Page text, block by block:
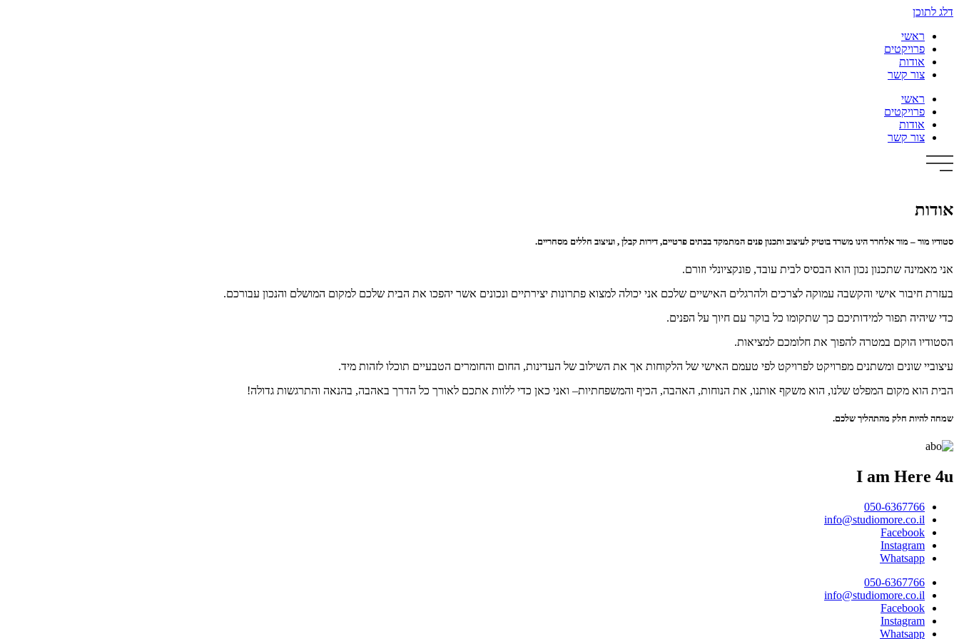
שִׂים
לֵב:
מֻפְעֶלֶת
מַעֲרֶכֶת
בִּקְלִיק
הַמְּסַיַּעַת
לִנְגִישׁוּת
הָאֲתָר.
Control-
F11
לְעִוְורִים
בְּתוֹכְנַת
Control-
F10
לִפְתִיחַת
תַּפְרִיט
דלג לתוכן
ראשי
פרויקטים
אודות
צור קשר
ראשי
פרויקטים
אודות
צור קשר
אודות
סטודיו מור – מור אלחרר הינו משרד בוטיק לעיצוב ותכנון פנים המתמקד בבתים פרטיים, דירות קבלן , ועיצוב חללים מסחריים.
אני מאמינה שתכנון נכון הוא הבסיס לבית עובד, פונקציונלי וזורם.
בעזרת חיבור אישי והקשבה עמוקה לצרכים ולהרגלים האישיים שלכם אני יכולה למצוא פתרונות יצירתיים ונכונים אשר יהפכו את הבית שלכם למקום המושלם והנכון עבורכם.
כדי שיהיה תפור למידותיכם כך שתקומו כל בוקר עם חיוך על הפנים.
הסטודיו הוקם במטרה להפוך את חלומכם למציאות.
עיצוביי שונים ומשתנים מפרויקט לפרויקט לפי טעמם האישי של הלקוחות אך את השילוב של העדינות, החום והחומרים הטבעיים תוכלו לזהות מיד.
הבית הוא מקום המפלט שלנו, הוא משקף אותנו, את הנוחות, האהבה, הכיף והמשפחתיות– ואני כאן כדי ללוות אתכם לאורך כל הדרך באהבה, בהנאה והתרגשות גדולה!
שמחה להיות חלק מהתהליך שלכם.
I am Here 4u
050-6367766
info@studiomore.co.il
Facebook
Instagram
Whatsapp
050-6367766
info@studiomore.co.il
Facebook
Instagram
Whatsapp